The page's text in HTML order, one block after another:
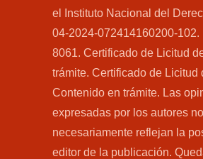
el Instituto Nacional del
04-2024-072414160200-102.
8061. Certificado de Licitud
trámite. Certificado de Licitud
Contenido en trámite. Las
expresadas por los autores no
necesariamente reflejan la
editor de la publicación.